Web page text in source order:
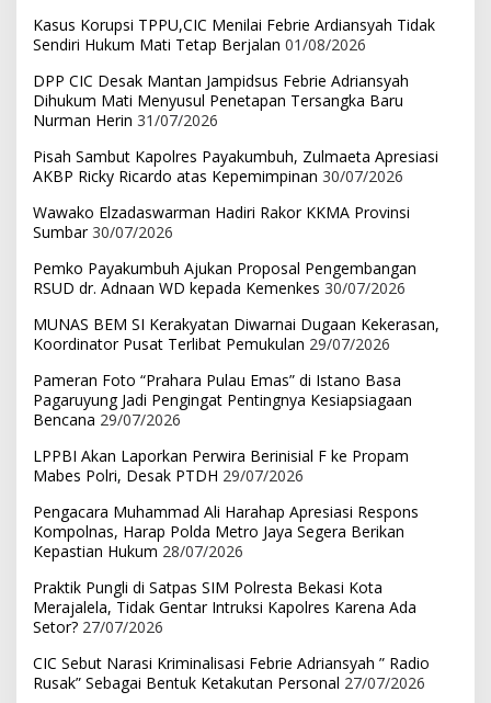
Kasus Korupsi TPPU,CIC Menilai Febrie Ardiansyah Tidak
Sendiri Hukum Mati Tetap Berjalan 01/08/2026
DPP CIC Desak Mantan Jampidsus Febrie Adriansyah
Dihukum Mati Menyusul Penetapan Tersangka Baru
Nurman Herin 31/07/2026
Pisah Sambut Kapolres Payakumbuh, Zulmaeta Apresiasi
AKBP Ricky Ricardo atas Kepemimpinan 30/07/2026
Wawako Elzadaswarman Hadiri Rakor KKMA Provinsi
Sumbar 30/07/2026
Pemko Payakumbuh Ajukan Proposal Pengembangan
RSUD dr. Adnaan WD kepada Kemenkes 30/07/2026
MUNAS BEM SI Kerakyatan Diwarnai Dugaan Kekerasan,
Koordinator Pusat Terlibat Pemukulan 29/07/2026
Pameran Foto “Prahara Pulau Emas” di Istano Basa
Pagaruyung Jadi Pengingat Pentingnya Kesiapsiagaan
Bencana 29/07/2026
LPPBI Akan Laporkan Perwira Berinisial F ke Propam
Mabes Polri, Desak PTDH 29/07/2026
Pengacara Muhammad Ali Harahap Apresiasi Respons
Kompolnas, Harap Polda Metro Jaya Segera Berikan
Kepastian Hukum 28/07/2026
Praktik Pungli di Satpas SIM Polresta Bekasi Kota
Merajalela, Tidak Gentar Intruksi Kapolres Karena Ada
Setor? 27/07/2026
CIC Sebut Narasi Kriminalisasi Febrie Adriansyah ” Radio
Rusak” Sebagai Bentuk Ketakutan Personal 27/07/2026